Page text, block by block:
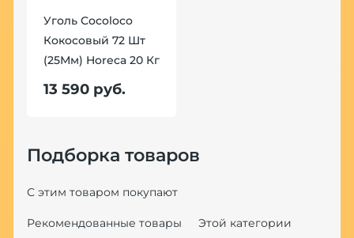
Уголь Cocoloco
Кокосовый 72 Шт
(25Мм) Horeca 20 Кг
13 590 руб.
Подборка товаров
С этим товаром покупают
Рекомендованные товары Этой категории